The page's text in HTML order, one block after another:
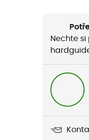
Nechte